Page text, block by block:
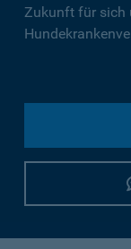
Zukunft für sich